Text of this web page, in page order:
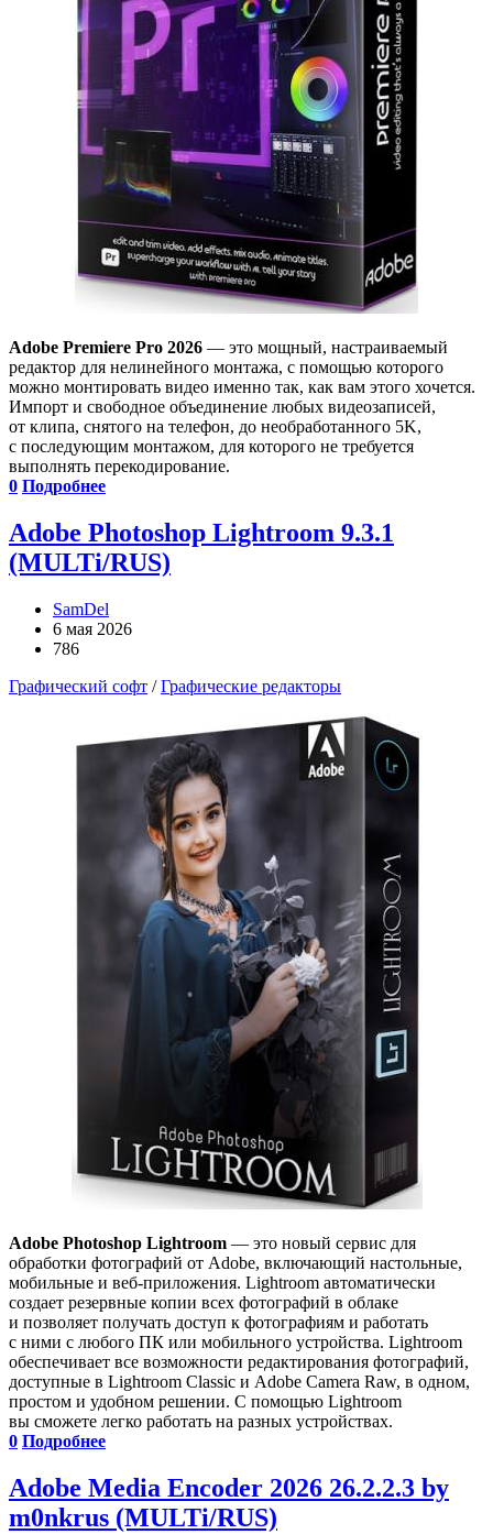
Adobe Premiere Pro 2026 — это мощный, настраиваемый
редактор для нелинейного монтажа, с помощью которого
можно монтировать видео именно так, как вам этого хочется.
Импорт и свободное объединение любых видеозаписей,
от клипа, снятого на телефон, до необработанного 5K,
с последующим монтажом, для которого не требуется
выполнять перекодирование.
0 Подробнее
Adobe Photoshop Lightroom 9.3.1
(MULTi/RUS)
SamDel
6 мая 2026
786
Графический софт /Графические редакторы
Adobe Photoshop Lightroom — это новый сервис для
обработки фотографий от Adobe, включающий настольные,
мобильные и веб-приложения. Lightroom автоматически
создает резервные копии всех фотографий в облаке
и позволяет получать доступ к фотографиям и работать
с ними с любого ПК или мобильного устройства. Lightroom
обеспечивает все возможности редактирования фотографий,
доступные в Lightroom Classic и Adobe Camera Raw, в одном,
простом и удобном решении. С помощью Lightroom
вы сможете легко работать на разных устройствах.
0 Подробнее
Adobe Media Encoder 2026 26.2.2.3 by
m0nkrus (MULTi/RUS)